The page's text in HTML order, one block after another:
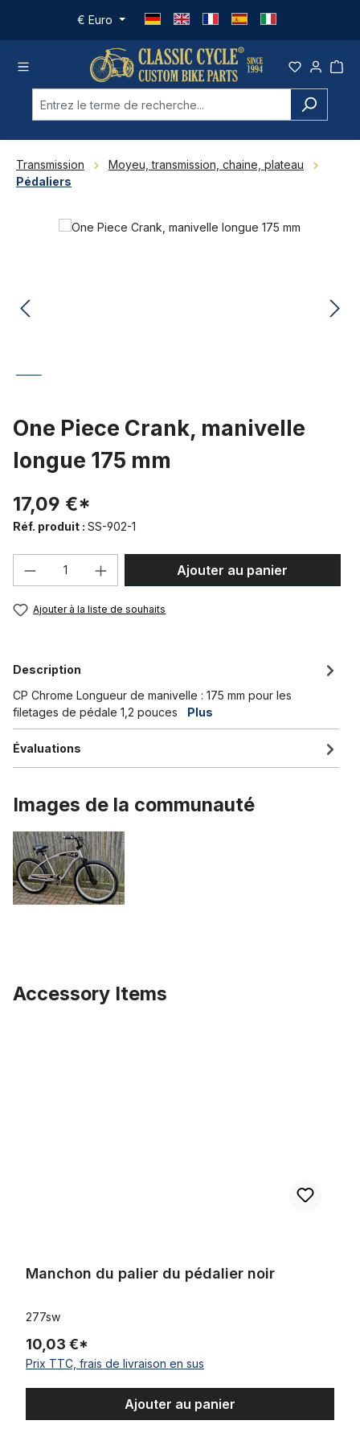
Passer au contenu principal
€ Euro
Transmission
Moyeu, transmission, chaine, plateau
Pédaliers
Ignorer la galerie d'images
One Piece Crank, manivelle
longue 175 mm
17,09 €*
Réf. produit : SS-902-1
Quantité de produit : Entrez la
Ajouter au panier
Ajouter à la liste de souhaits
Description
CP Chrome Longueur de manivelle : 175 mm pour les
filetages de pédale 1,2 pouces Plus
Évaluations
Images de la communauté
Accessory Items
Manchon du palier du pédalier noir
277sw
10,03 €*
Prix TTC, frais de livraison en sus
Ajouter au panier